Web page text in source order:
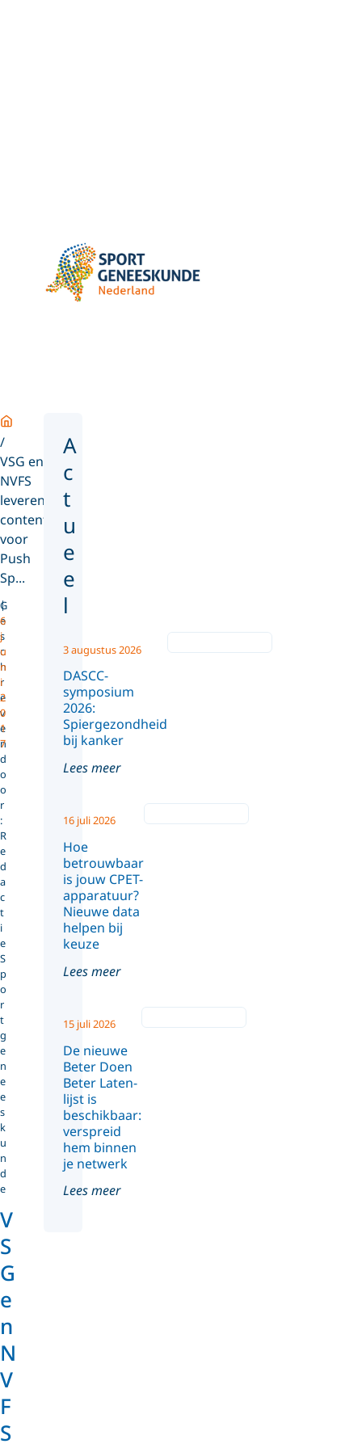
Home
VSG en
NVFS
leveren
content
voor
Push
Sp...
V
S
G
e
n
N
V
F
S
G
e
s
c
h
r
e
v
e
n
d
o
o
r
:
R
e
d
a
c
t
i
e
S
p
o
r
t
g
e
n
e
e
s
k
u
n
d
e
6
j
u
n
i
2
0
1
7
A
c
t
u
e
e
l
DASCC-
symposium
2026:
Spiergezondheid
bij kanker
3 augustus 2026
Lees meer
Hoe
betrouwbaar
is jouw CPET-
apparatuur?
Nieuwe data
helpen bij
keuze
16 juli 2026
Lees meer
De nieuwe
Beter Doen
Beter Laten-
lijst is
beschikbaar:
verspreid
hem binnen
je netwerk
15 juli 2026
Lees meer